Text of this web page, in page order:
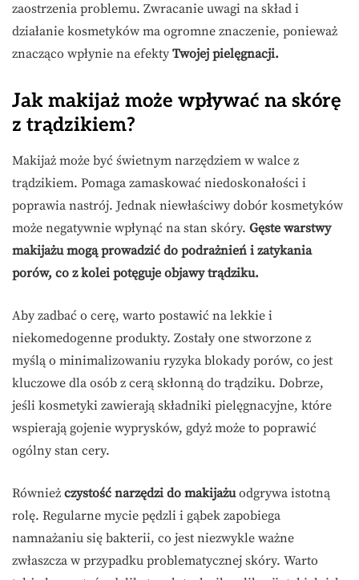
zaostrzenia problemu. Zwracanie uwagi na skład i
działanie kosmetyków ma ogromne znaczenie, ponieważ
znacząco wpłynie na efekty Twojej pielęgnacji.
Jak makijaż może wpływać na skórę
z trądzikiem?
Makijaż może być świetnym narzędziem w walce z
trądzikiem. Pomaga zamaskować niedoskonałości i
poprawia nastrój. Jednak niewłaściwy dobór kosmetyków
może negatywnie wpłynąć na stan skóry. Gęste warstwy
makijażu mogą prowadzić do podrażnień i zatykania
porów, co z kolei potęguje objawy trądziku.
Aby zadbać o cerę, warto postawić na lekkie i
niekomedogenne produkty. Zostały one stworzone z
myślą o minimalizowaniu ryzyka blokady porów, co jest
kluczowe dla osób z cerą skłonną do trądziku. Dobrze,
jeśli kosmetyki zawierają składniki pielęgnacyjne, które
wspierają gojenie wyprysków, gdyż może to poprawić
ogólny stan cery.
Również czystość narzędzi do makijażuodgrywa istotną
rolę. Regularne mycie pędzli i gąbek zapobiega
namnażaniu się bakterii, co jest niezwykle ważne
zwłaszcza w przypadku problematycznej skóry. Warto